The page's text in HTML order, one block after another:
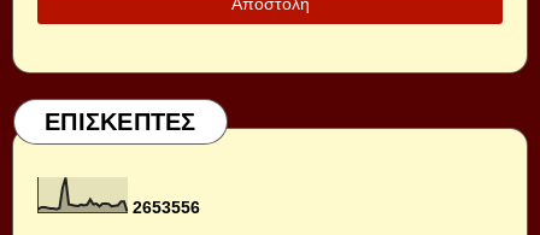
ΕΠΙΣΚΕΠΤΕΣ
2653556